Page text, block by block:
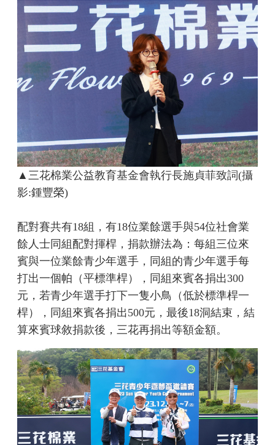
▲三花棉業公益教育基金會執行長施貞菲致詞(攝
影:鍾豐榮)
配對賽共有18組，有18位業餘選手與54位社會業
餘人士同組配對揮桿，捐款辦法為：每組三位來
賓與一位業餘青少年選手，同組的青少年選手每
打出一個帕（平標準桿），同組來賓各捐出300
元，若青少年選手打下一隻小鳥（低於標準桿一
桿），同組來賓各捐出500元，最後18洞結束，結
算來賓球敘捐款後，三花再捐出等額金額。